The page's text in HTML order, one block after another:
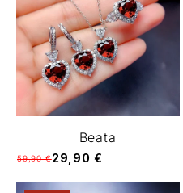
Beata
59,90 €29,90 €